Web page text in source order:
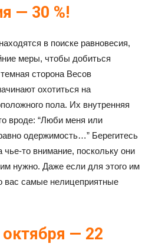
— 30 %!
в поиске равновесия,
меры, чтобы добиться
сторона Весов
охотиться на
пола. Их внутренняя
вроде: “Люби меня или
одержимость…” Берегитесь
чье-то внимание, поскольку они
нужно. Даже если для этого им
вас самые нелицеприятные
— 22